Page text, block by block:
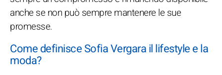
anche se non può sempre mantenere le sue
promesse.
Come definisce Sofia Vergara il lifestyle e la
moda?